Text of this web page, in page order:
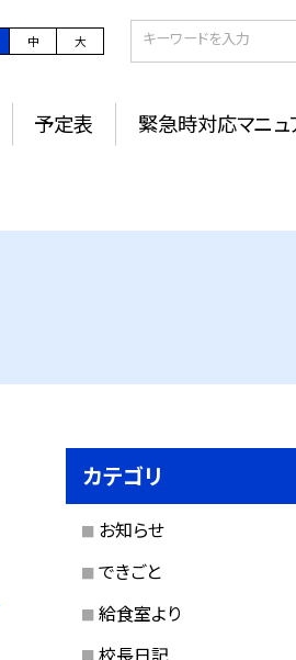
中 大
予定表 緊急時対応マニュ
カテゴリ
お知らせ
できごと
給食室より
校長日記